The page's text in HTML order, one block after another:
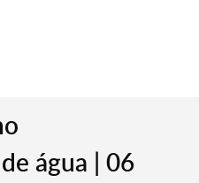
água | 06